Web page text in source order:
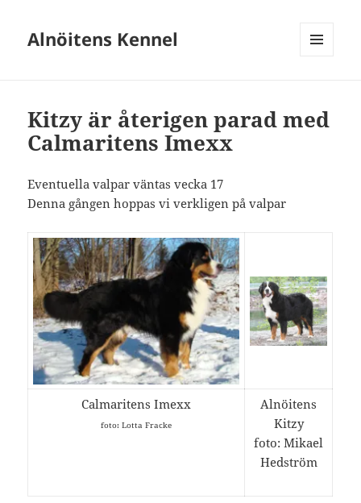
Alnöitens Kennel
Kitzy är återigen parad med
Calmaritens Imexx
Eventuella valpar väntas vecka 17
Denna gången hoppas vi verkligen på valpar
Calmaritens Imexx
foto: Lotta Fracke
Alnöitens
Kitzy
foto: Mikael
Hedström